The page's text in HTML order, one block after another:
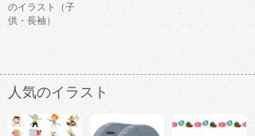
のイラスト（子
供・長袖）
人気のイラスト